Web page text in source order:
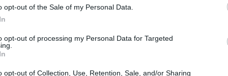
opt-out of the Sale of my Personal Data.
opt-out of processing my Personal Data for Targeted
opt-out of Collection, Use, Retention, Sale, and/or Sharing
Ο "χορός των παπάδων" στο
Πολιτιστικής Κληρονομιάς
Τα Δελτία για τα δεκαεννέα στοιχεία άυλης